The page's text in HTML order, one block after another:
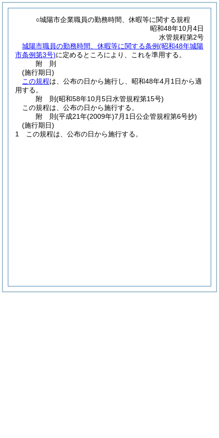
○城陽市企業職員の勤務時間、休暇等に関する規程
昭和48年10月4日
水管規程第2号
城陽市職員の勤務時間、休暇等に関する条例(昭和48年城陽
市条例第3号)に定めるところにより、これを準用する。
附 則
(施行期日)
この規程は、公布の日から施行し、昭和48年4月1日から適
用する。
附 則(昭和58年10月5日水管規程第15号)
この規程は、公布の日から施行する。
附 則(平成21年(2009年)7月1日公企管規程第6号抄)
(施行期日)
1
この規程は、公布の日から施行する。